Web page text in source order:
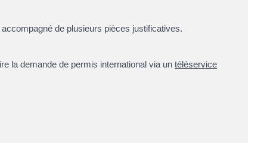
de plusieurs pièces justificatives.
la demande de permis international via untéléservice